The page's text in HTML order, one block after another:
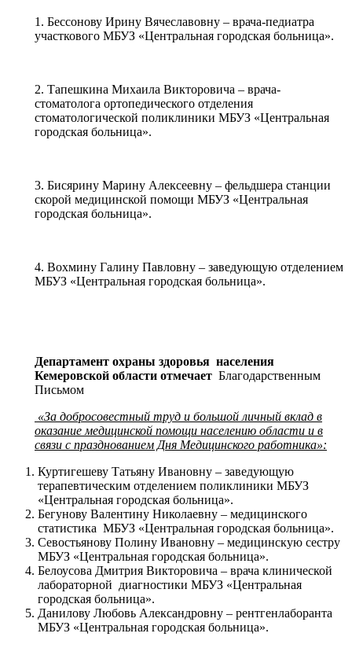
1. Бессонову Ирину Вячеславовну – врача-педиатра
участкового МБУЗ «Центральная городская больница».
2. Тапешкина Михаила Викторовича – врача-
стоматолога ортопедического отделения
стоматологической поликлиники МБУЗ «Центральная
городская больница».
3. Бисярину Марину Алексеевну – фельдшера станции
скорой медицинской помощи МБУЗ «Центральная
городская больница».
4. Вохмину Галину Павловну – заведующую отделением
МБУЗ «Центральная городская больница».
Департамент охраны здоровья населения
Кемеровской области отмечает Благодарственным
Письмом
«За добросовестный труд и большой личный вклад в
оказание медицинской помощи населению области и в
связи с празднованием Дня Медицинского работника»:
Куртигешеву Татьяну Ивановну – заведующую
терапевтическим отделением поликлиники МБУЗ
«Центральная городская больница».
Бегунову Валентину Николаевну – медицинского
статистика МБУЗ «Центральная городская больница».
Севостьянову Полину Ивановну – медицинскую сестру
МБУЗ «Центральная городская больница».
Белоусова Дмитрия Викторовича – врача клинической
лабораторной диагностики МБУЗ «Центральная
городская больница».
Данилову Любовь Александровну – рентгенлаборанта
МБУЗ «Центральная городская больница».